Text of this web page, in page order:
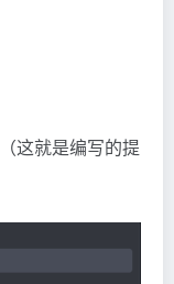
这就是编写的提